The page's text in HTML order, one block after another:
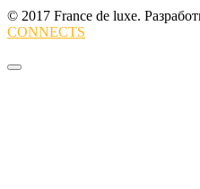
© 2017 France de luxe.
CONNECTS